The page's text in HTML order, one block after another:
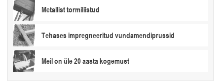
Metallist tormiliistud
Tehases impregneeritud vundamendiprussid
Meil on üle 20 aasta kogemust